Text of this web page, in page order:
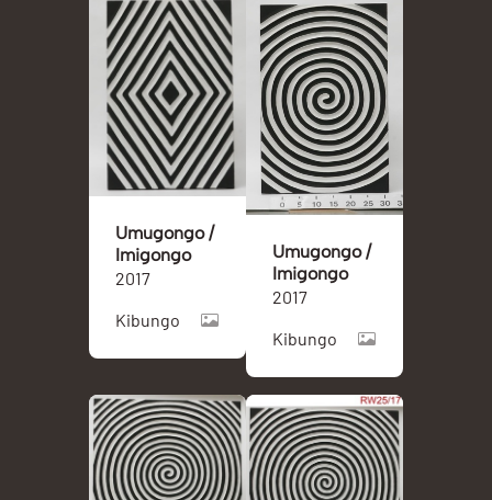
Umugongo /
Imigongo
2017
Kibungo
Umugongo /
Imigongo
2017
Kibungo